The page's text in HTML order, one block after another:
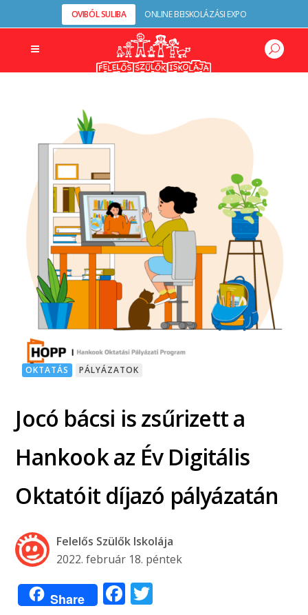
OVIBÓL SULIBA ONLINE BEISKOLÁZÁSI EXPO
OKTATÁS PÁLYÁZATOK
Jocó bácsi is zsűrizett a
Hankook az Év Digitális
Oktatóit díjazó pályázatán
Felelős Szülők Iskolája
2022. február 18. péntek
Share Facebook